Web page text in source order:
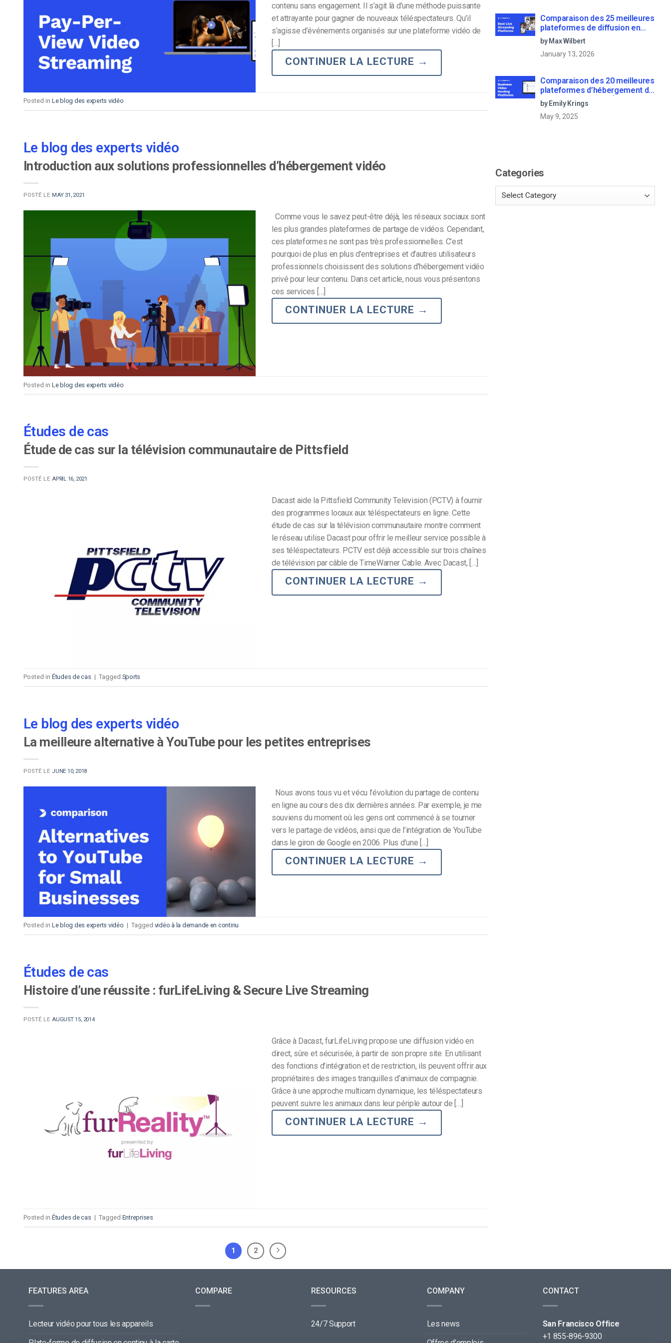
Confidentialité et sécurité
Monétisation vidéo
Marketing vidéo
contenu sans engagement. Il s’agit là d’une méthode puissante
et attrayante pour gagner de nouveaux téléspectateurs. Qu’il
s’agisse d’événements organisés sur une plateforme vidéo de
[…]
CONTINUER LA LECTURE →
Posted in Le blog des experts vidéo
Le blog des experts vidéo
Introduction aux solutions professionnelles d’hébergement vidéo
POSTÉ LE MAY 31, 2021
Comme vous le savez peut-être déjà, les réseaux sociaux sont
les plus grandes plateformes de partage de vidéos. Cependant,
ces plateformes ne sont pas très professionnelles. C’est
pourquoi de plus en plus d’entreprises et d’autres utilisateurs
professionnels choisissent des solutions d’hébergement vidéo
privé pour leur contenu. Dans cet article, nous vous présentons
ces services […]
CONTINUER LA LECTURE →
Posted in Le blog des experts vidéo
Études de cas
Étude de cas sur la télévision communautaire de Pittsfield
POSTÉ LEAPRIL 16, 2021
Dacast aide la Pittsfield Community Television (PCTV) à fournir
des programmes locaux aux téléspectateurs en ligne. Cette
étude de cas sur la télévision communautaire montre comment
le réseau utilise Dacast pour offrir le meilleur service possible à
ses téléspectateurs. PCTV est déjà accessible sur trois chaînes
de télévision par câble de TimeWarner Cable. Avec Dacast, […]
CONTINUER LA LECTURE →
Posted in Études de cas | Tagged Sports
Le blog des experts vidéo
La meilleure alternative à YouTube pour les petites entreprises
POSTÉ LE JUNE 10, 2018
Nous avons tous vu et vécu l’évolution du partage de contenu
en ligne au cours des dix dernières années. Par exemple, je me
souviens du moment où les gens ont commencé à se tourner
vers le partage de vidéos, ainsi que de l’intégration de YouTube
dans le giron de Google en 2006. Plus d’une […]
CONTINUER LA LECTURE →
Posted in Le blog des experts vidéo | Tagged vidéo à la demande en continu
Études de cas
Histoire d’une réussite : furLifeLiving & Secure Live Streaming
POSTÉ LEAUGUST 15, 2014
Grâce à Dacast, furLifeLiving propose une diffusion vidéo en
direct, sûre et sécurisée, à partir de son propre site. En utilisant
des fonctions d’intégration et de restriction, ils peuvent offrir aux
propriétaires des images tranquilles d’animaux de compagnie.
Grâce à une approche multicam dynamique, les téléspectateurs
peuvent suivre les animaux dans leur périple autour de […]
CONTINUER LA LECTURE →
Posted in Études de cas | Tagged Entreprises
1 2
Comparaison des 25 meilleures
plateformes de diffusion en
direct en 2025
by Max Wilbert
January 13, 2026
Comparaison des 20 meilleures
plateformes d’hébergement de
vidéos d’entreprise [Updated
for 2022]
by Emily Krings
May 9, 2025
Categories
FEATURES AREA
Lecteur vidéo pour tous les appareils
COMPARE RESOURCES
24/7 Support
COMPANY
Les news
CONTACT
San Francisco Office
+1 855-896-9300